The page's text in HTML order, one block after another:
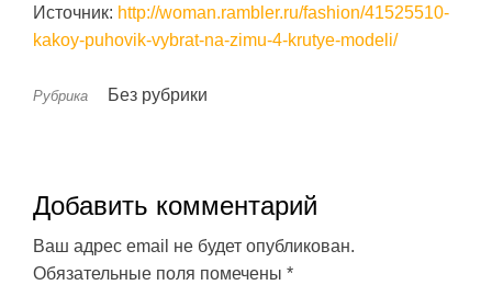
Источник: http://woman.rambler.ru/fashion/41525510-
kakoy-puhovik-vybrat-na-zimu-4-krutye-modeli/
Рубрика Без рубрики
Добавить комментарий
Ваш адрес email не будет опубликован.
Обязательные поля помечены *